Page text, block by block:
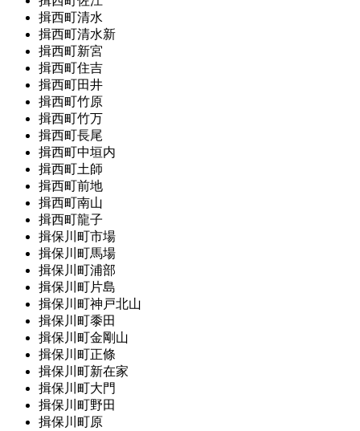
揖西町清水
揖西町清水新
揖西町新宮
揖西町住吉
揖西町田井
揖西町竹原
揖西町竹万
揖西町長尾
揖西町中垣内
揖西町土師
揖西町前地
揖西町南山
揖西町龍子
揖保川町市場
揖保川町馬場
揖保川町浦部
揖保川町片島
揖保川町神戸北山
揖保川町黍田
揖保川町金剛山
揖保川町正條
揖保川町新在家
揖保川町大門
揖保川町野田
揖保川町原